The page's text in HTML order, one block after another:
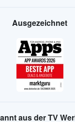
Ausgezeichnet
aus der TV